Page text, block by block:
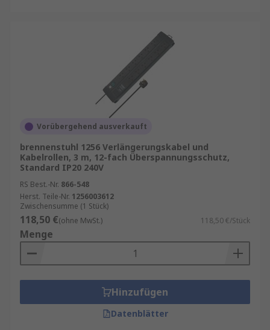
Vorübergehend ausverkauft
brennenstuhl 1256 Verlängerungskabel und
Kabelrollen, 3 m, 12-fach Überspannungsschutz,
Standard IP20 240V
RS Best.-Nr. 866-548
Herst. Teile-Nr. 1256003612
Zwischensumme (1 Stück)
118,50 €(ohne MwSt.) 118,50 €/Stück
Menge
Hinzufügen
Datenblätter